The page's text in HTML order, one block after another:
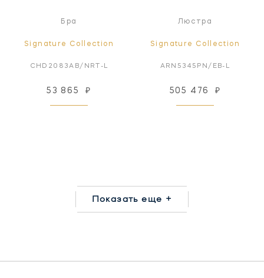
Бра
Signature Collection
CHD2083AB/NRT-L
53 865 ₽
Люстра
Signature Collection
ARN5345PN/EB-L
505 476 ₽
Показать еще +